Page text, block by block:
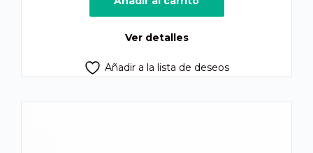
Ver detalles
Añadir a la lista de deseos